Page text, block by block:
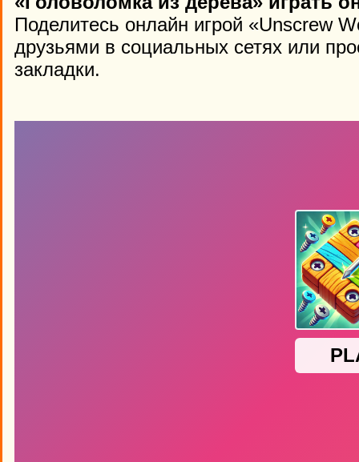
Поделитесь онлайн игрой «Unscrew
друзьями в социальных сетях или
закладки.